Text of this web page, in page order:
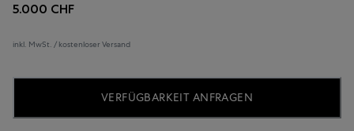
5.000 CHF
inkl. MwSt. / kostenloser Versand
VERFÜGBARKEIT ANFRAGEN